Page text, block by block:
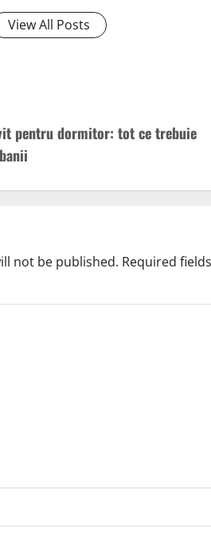
View All Posts
pentru dormitor: tot ce trebuie
not be published. Required